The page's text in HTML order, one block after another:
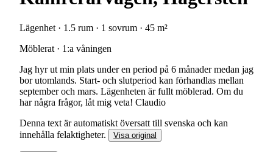
Lägenhet · 1.5 rum · 1 sovrum · 45 m²
Möblerat · 1:a våningen
Jag hyr ut min plats under en period på 6 månader medan jag
bor utomlands. Start- och slutperiod kan förhandlas mellan
september och mars. Lägenheten är fullt möblerad. Om du
har några frågor, låt mig veta! Claudio
Denna text är automatiskt översatt till svenska och kan
innehålla felaktigheter.
Visa original